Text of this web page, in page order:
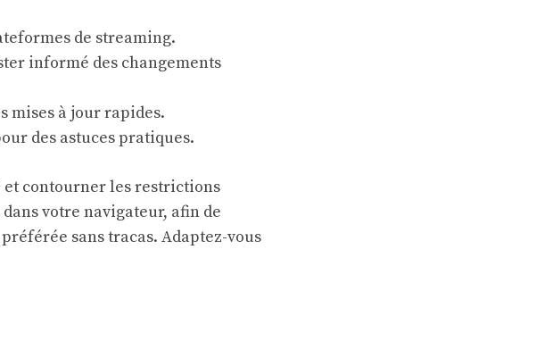
de streaming.
informé des changements
mises à jour rapides.
des astuces pratiques.
contourner les restrictions
votre navigateur, afin de
sans tracas. Adaptez-vous